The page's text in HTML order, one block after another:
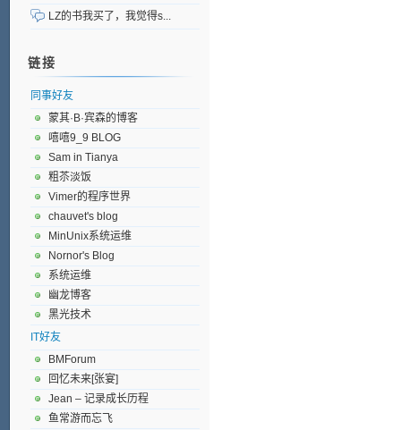
LZ的书我买了，我觉得s...
链接
同事好友
蒙其·B·宾森的博客
嘻嘻9_9 BLOG
Sam in Tianya
粗苶淡饭
Vimer的程序世界
chauvet's blog
MinUnix系统运维
Nornor's Blog
系统运维
幽龙博客
黑光技术
IT好友
BMForum
回忆未来[张宴]
Jean – 记录成长历程
鱼常游而忘飞